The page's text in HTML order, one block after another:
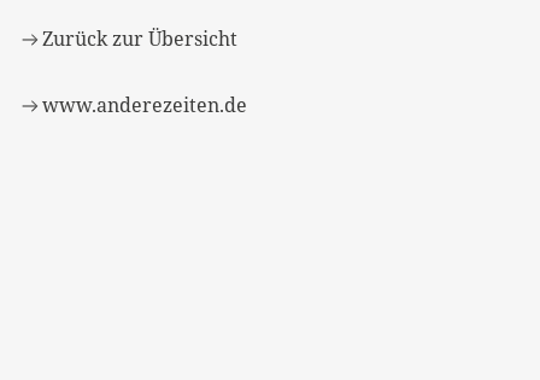
Zurück zur Übersicht
www.anderezeiten.de